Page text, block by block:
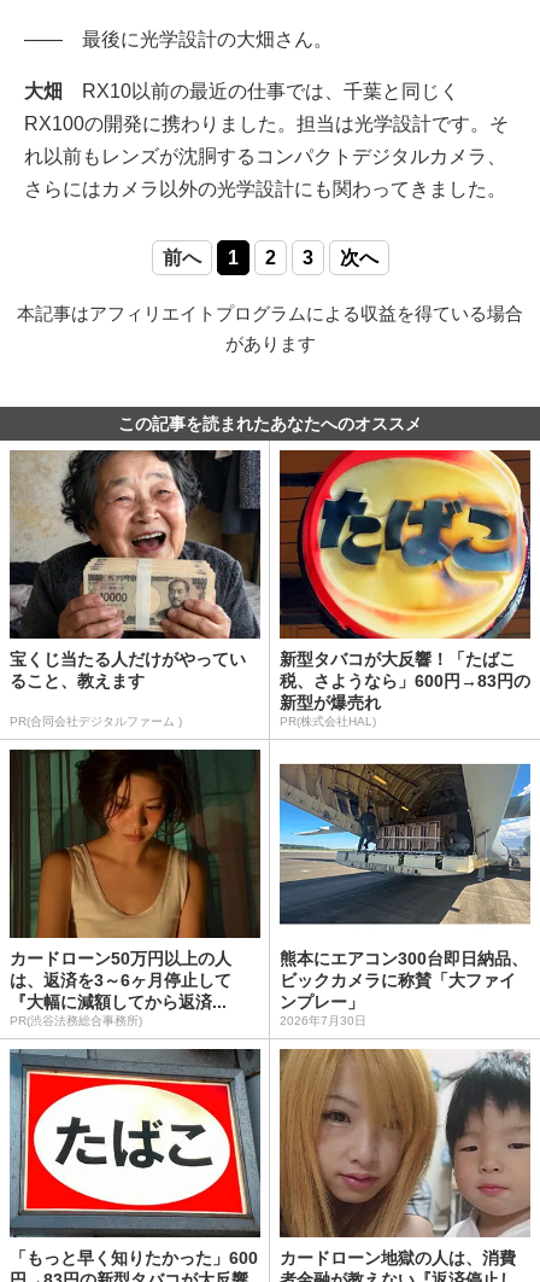
―― 最後に光学設計の大畑さん。
大畑
RX10以前の最近の仕事では、千葉と同じく
RX100の開発に携わりました。担当は光学設計です。そ
れ以前もレンズが沈胴するコンパクトデジタルカメラ、
さらにはカメラ以外の光学設計にも関わってきました。
前へ 1 2 3 次へ
本記事はアフィリエイトプログラムによる収益を得ている場合
があります
この記事を読まれたあなたへのオススメ
宝くじ当たる人だけがやってい
ること、教えます
PR(合同会社デジタルファーム )
新型タバコが大反響！「たばこ
税、さようなら」600円→83円の
新型が爆売れ
PR(株式会社HAL)
カードローン50万円以上の人
は、返済を3～6ヶ月停止して
『大幅に減額してから返済...
PR(渋谷法務総合事務所)
熊本にエアコン300台即日納品、
ビックカメラに称賛「大ファイ
ンプレー」
2026年7月30日
「もっと早く知りたかった」600
カードローン地獄の人は、消費